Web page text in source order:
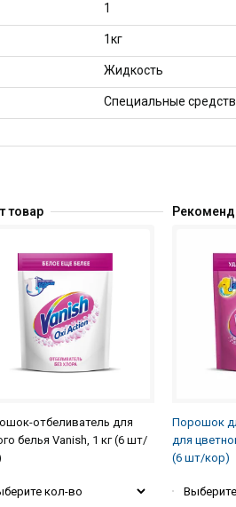
1
1кг
Жидкость
Специальные
товар
отбеливатель для
белья Vanish, 1 кг (6 шт/
кол-во
Порошок
для
(6 шт/кор)